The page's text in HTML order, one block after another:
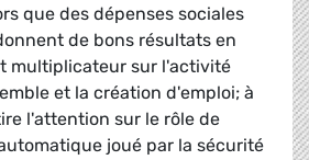
que des dépenses sociales
de bons résultats en
multiplicateur sur l'activité
et la création d'emploi; à
l'attention sur le rôle de
joué par la sécurité